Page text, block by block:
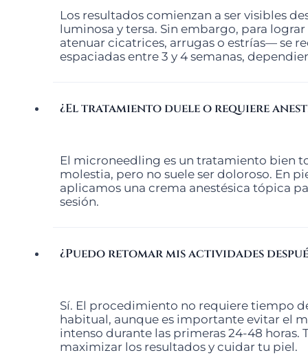
Los resultados comienzan a ser visibles
luminosa y tersa. Sin embargo, para
atenuar cicatrices, arrugas o estrías— se
espaciadas entre 3 y 4 semanas,
¿El tratamiento duele o requiere
El microneedling es un tratamiento bien
molestia, pero no suele ser doloroso. En
aplicamos una crema anestésica tópica
sesión.
¿Puedo retomar mis actividades
Sí. El procedimiento no requiere tiempo
habitual, aunque es importante evitar el
intenso durante las primeras 24-48 horas.
maximizar los resultados y cuidar tu piel.